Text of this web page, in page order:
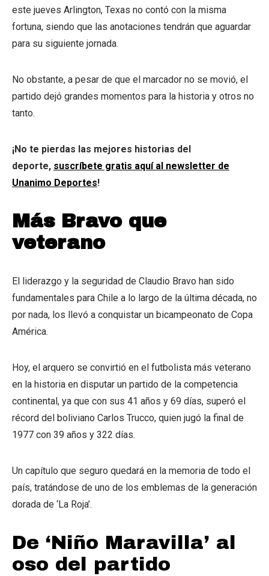
este jueves Arlington, Texas no contó con la misma
fortuna, siendo que las anotaciones tendrán que aguardar
para su siguiente jornada.
No obstante, a pesar de que el marcador no se movió, el
partido dejó grandes momentos para la historia y otros no
tanto.
¡No te pierdas las mejores historias del
deporte, suscríbete gratis aquí al newsletter de
Unanimo Deportes!
Más Bravo que
veterano
El liderazgo y la seguridad de Claudio Bravo han sido
fundamentales para Chile a lo largo de la última década, no
por nada, los llevó a conquistar un bicampeonato de Copa
América.
Hoy, el arquero se convirtió en el futbolista más veterano
en la historia en disputar un partido de la competencia
continental, ya que con sus 41 años y 69 días, superó el
récord del boliviano Carlos Trucco, quien jugó la final de
1977 con 39 años y 322 días.
Un capítulo que seguro quedará en la memoria de todo el
país, tratándose de uno de los emblemas de la generación
dorada de ‘La Roja’.
De ‘Niño Maravilla’ al
oso del partido